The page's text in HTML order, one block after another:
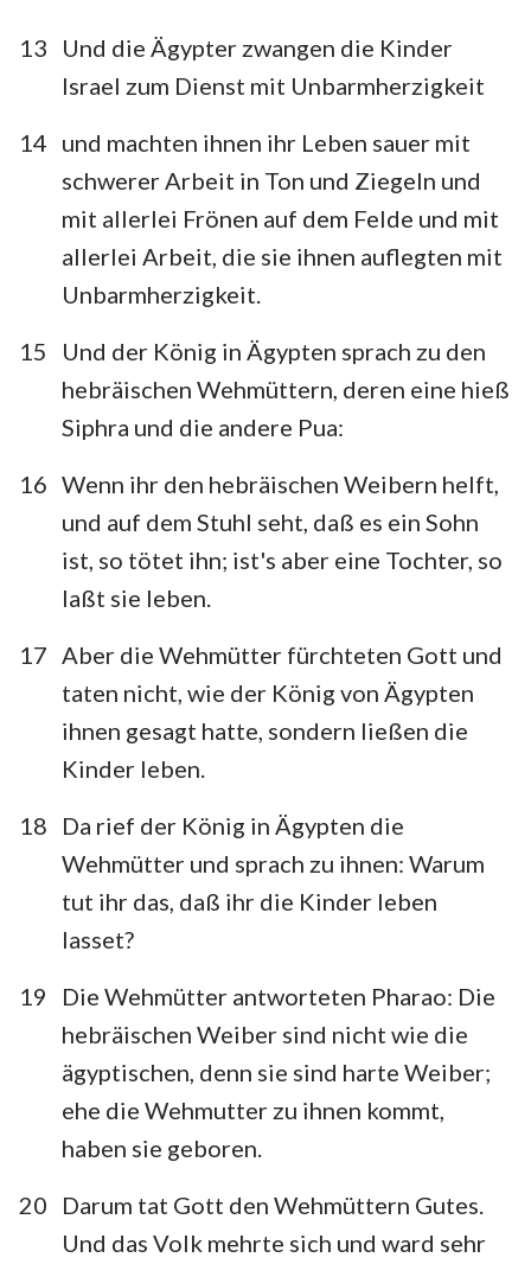
1 2 3 4 5 6
7
8
9 10 11 12 13
14
15
16 17 18 19 20
21
22
23 24 25
29
30 31 32 33 34
35
36
37 38 39 40
13
Und die Ägypter zwangen die Kinder
Israel zum Dienst mit Unbarmherzigkeit
14 und machten ihnen ihr Leben sauer mit
schwerer Arbeit in Ton und Ziegeln und
mit allerlei Frönen auf dem Felde und mit
allerlei Arbeit, die sie ihnen auflegten mit
Unbarmherzigkeit.
15
Und der König in Ägypten sprach zu den
hebräischen Wehmüttern, deren eine hieß
Siphra und die andere Pua:
16 Wenn ihr den hebräischen Weibern helft,
und auf dem Stuhl seht, daß es ein Sohn
ist, so tötet ihn; ist's aber eine Tochter, so
laßt sie leben.
17 Aber die Wehmütter fürchteten Gott und
taten nicht, wie der König von Ägypten
ihnen gesagt hatte, sondern ließen die
Kinder leben.
18
Da rief der König in Ägypten die
Wehmütter und sprach zu ihnen: Warum
tut ihr das, daß ihr die Kinder leben
lasset?
19
Die Wehmütter antworteten Pharao: Die
hebräischen Weiber sind nicht wie die
ägyptischen, denn sie sind harte Weiber;
ehe die Wehmutter zu ihnen kommt,
haben sie geboren.
20
Darum tat Gott den Wehmüttern Gutes.
Und das Volk mehrte sich und ward sehr